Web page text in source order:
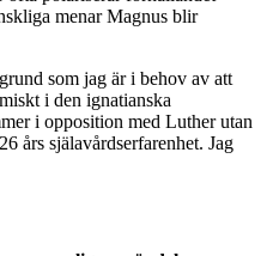
menar Magnus blir
som jag är i behov av att
i den ignatianska
i opposition med Luther utan
års själavårdserfarenhet. Jag